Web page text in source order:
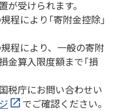
が受けられます。
により「寄附金控除」
程により、一般の寄附
金算入限度額まで「損
税庁にお問い合わせい
でご確認ください。